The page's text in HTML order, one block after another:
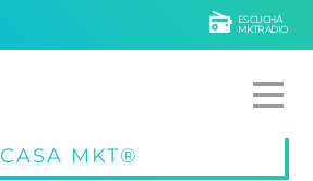
ESCUCHÁ
MKTRADIO
CASA MKT®